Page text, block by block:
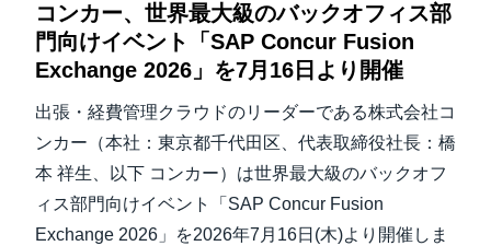
コンカー、世界最大級のバックオフィス部
門向けイベント「SAP Concur Fusion
Exchange 2026」を7月16日より開催
出張・経費管理クラウドのリーダーである株式会社コ
ンカー（本社：東京都千代田区、代表取締役社長：橋
本 祥生、以下 コンカー）は世界最大級のバックオフ
ィス部門向けイベント「SAP Concur Fusion
Exchange 2026」を2026年7月16日(木)より開催しま